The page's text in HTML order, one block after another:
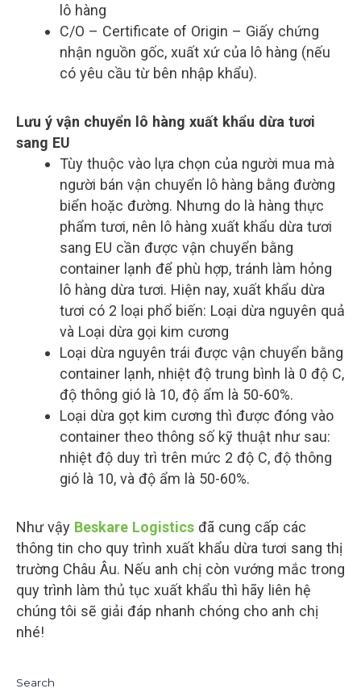
lô hàng
C/O – Certificate of Origin – Giấy chứng
nhận nguồn gốc, xuất xứ của lô hàng (nếu
có yêu cầu từ bên nhập khẩu).
Lưu ý vận chuyển lô hàng xuất khẩu dừa tươi
sang EU
Tùy thuộc vào lựa chọn của người mua mà
người bán vận chuyển lô hàng bằng đường
biển hoặc đường. Nhưng do là hàng thực
phẩm tươi, nên lô hàng xuất khẩu dừa tươi
sang EU cần được vận chuyển bằng
container lạnh để phù hợp, tránh làm hỏng
lô hàng dừa tươi. Hiện nay, xuất khẩu dừa
tươi có 2 loại phổ biến: Loại dừa nguyên quả
và Loại dừa gọi kim cương
Loại dừa nguyên trái được vận chuyển bằng
container lạnh, nhiệt độ trung bình là 0 độ C,
độ thông gió là 10, độ ẩm là 50-60%.
Loại dừa gọt kim cương thì được đóng vào
container theo thông số kỹ thuật như sau:
nhiệt độ duy trì trên mức 2 độ C, độ thông
gió là 10, và độ ẩm là 50-60%.
Như vậy Beskare Logistics đã cung cấp các
thông tin cho quy trình xuất khẩu dừa tươi sang thị
trường Châu Âu. Nếu anh chị còn vướng mắc trong
quy trình làm thủ tục xuất khẩu thì hãy liên hệ
chúng tôi sẽ giải đáp nhanh chóng cho anh chị
nhé!
Search